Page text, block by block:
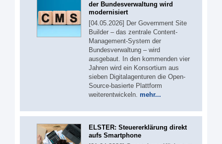
der Bundesverwaltung wird
modernisiert
[04.05.2026] Der Government Site
Builder – das zentrale Content-
Management-System der
Bundesverwaltung – wird
ausgebaut. In den kommenden vier
Jahren wird ein Konsortium aus
sieben Digitalagenturen die Open-
Source-basierte Plattform
weiterentwickeln. mehr...
ELSTER: Steuererklärung direkt
aufs Smartphone